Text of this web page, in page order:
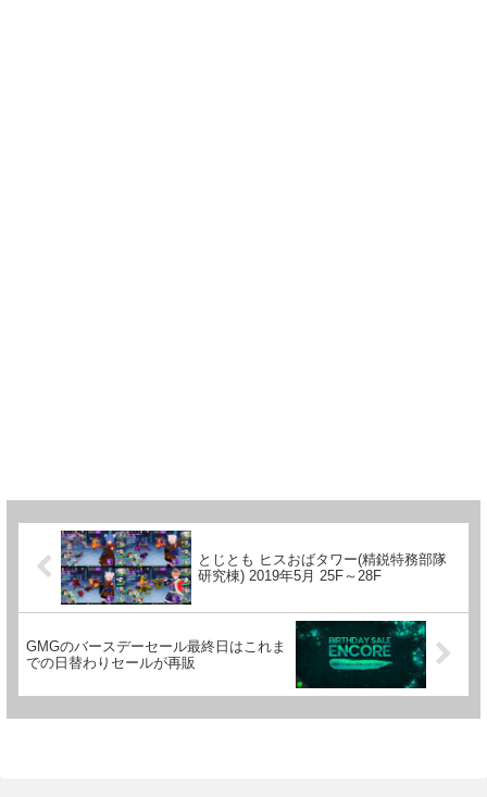
とじとも ヒスおばタワー(精鋭特務部隊
研究棟) 2019年5月 25F～28F
GMGのバースデーセール最終日はこれま
での日替わりセールが再販